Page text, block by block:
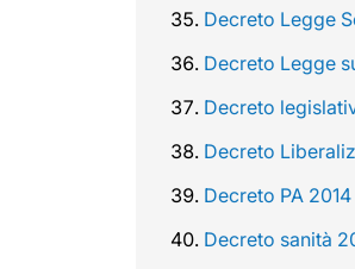
Decreto Legge
Decreto Legge
Decreto
Decreto
Decreto PA
Decreto sanità